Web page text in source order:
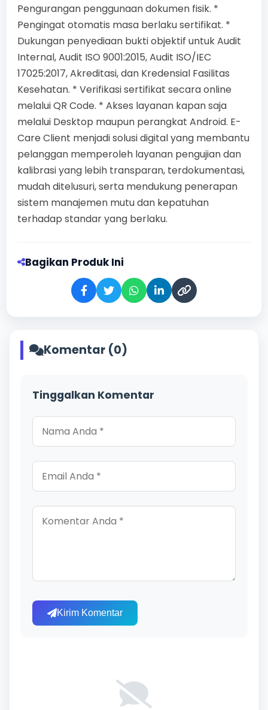
Pengurangan penggunaan dokumen fisik. *
Pengingat otomatis masa berlaku sertifikat. *
Dukungan penyediaan bukti objektif untuk Audit
Internal, Audit ISO 9001:2015, Audit ISO/IEC
17025:2017, Akreditasi, dan Kredensial Fasilitas
Kesehatan. * Verifikasi sertifikat secara online
melalui QR Code. * Akses layanan kapan saja
melalui Desktop maupun perangkat Android. E-
Care Client menjadi solusi digital yang membantu
pelanggan memperoleh layanan pengujian dan
kalibrasi yang lebih transparan, terdokumentasi,
mudah ditelusuri, serta mendukung penerapan
sistem manajemen mutu dan kepatuhan
terhadap standar yang berlaku.
Bagikan Produk Ini
Komentar (0)
Tinggalkan Komentar
Kirim Komentar